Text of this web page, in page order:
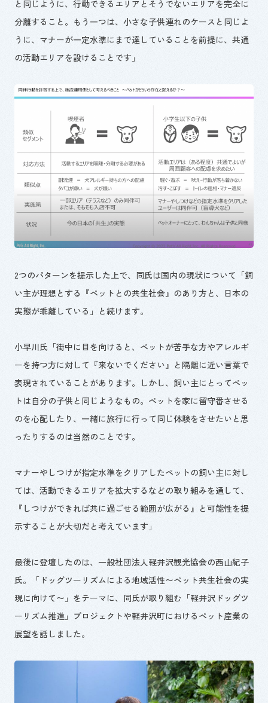
と同じように、行動できるエリアとそうでないエリアを完全に
分離すること。もう一つは、小さな子供連れのケースと同じよ
うに、マナーが一定水準にまで達していることを前提に、共通
の活動エリアを設けることです」
2つのパターンを提示した上で、同氏は国内の現状について「飼
い主が理想とする『ペットとの共生社会』のあり方と、日本の
実態が乖離している」と続けます。
小早川氏「街中に目を向けると、ペットが苦手な方やアレルギ
ーを持つ方に対して『来ないでください』と隔離に近い言葉で
表現されていることがあります。しかし、飼い主にとってペッ
トは自分の子供と同じようなもの。ペットを家に留守番させる
のを心配したり、一緒に旅行に行って同じ体験をさせたいと思
ったりするのは当然のことです。
マナーやしつけが指定水準をクリアしたペットの飼い主に対し
ては、活動できるエリアを拡大するなどの取り組みを通して、
『しつけができれば共に過ごせる範囲が広がる』と可能性を提
示することが大切だと考えています」
最後に登壇したのは、一般社団法人軽井沢観光協会の西山紀子
氏。「ドッグツーリズムによる地域活性〜ペット共生社会の実
現に向けて〜」をテーマに、同氏が取り組む「軽井沢ドッグツ
ーリズム推進」 プロジェクトや軽井沢町におけるペット産業の
展望を話しました。